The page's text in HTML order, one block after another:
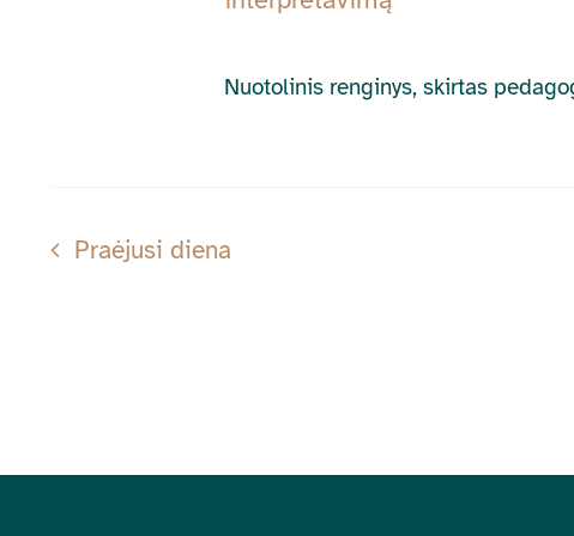
Nuotolinis renginys, skirtas
Praėjusi diena